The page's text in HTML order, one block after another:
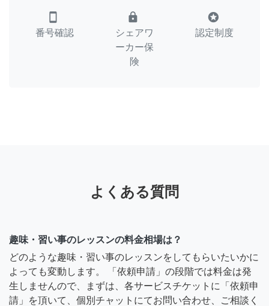
smartphone
番号確認
lock
シェアワ
ーカー保
険
stars
認定制度
よくある質問
趣味・習い事のレッスンの料金相場は？
どのような趣味・習い事のレッスンをしてもらいたいかに
よっても変動します。 「依頼申請」の段階では料金は発
生しませんので、まずは、各サービスチケットに「依頼申
請」を頂いて、個別チャットにてお問い合わせ、ご相談く